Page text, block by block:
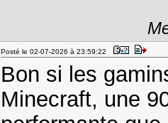
Posté le 02-07-2026 à 23:59:22
Bon si les
Minecraft, une